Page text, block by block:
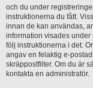
och du under
instruktionerna du fått.
innan de kan användas,
information visades under
följ instruktionerna i det.
angav en felaktig e-
skräppostfilter. Om du är
kontakta en administratör.